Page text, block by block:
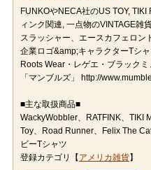
FUNKOやNECA社のUS TOY,
ィンク関連, 一点物のVINTAGE雑
スラッシャー、エースカフェロ
企業ロゴ&amp;キャラクターTシ
Roots Wear・レゲエ・ブラック
「マンブルズ」 http://
■主な取扱商品■
WackyWobbler、RATFINK、TIKI
Toy、Road Runner、Felix The
ビーTシャツ
登録カテゴリ【 アメリカ雑貨】